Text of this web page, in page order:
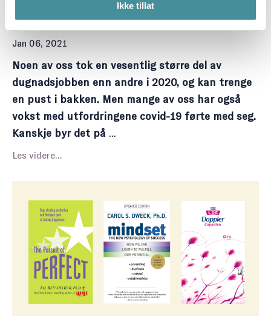
Ikke tillat
Flink Pike
Perfeksjonisme Trivsel På Jobb
Jan 06, 2021
Noen av oss tok en vesentlig større del av
dugnadsjobben enn andre i 2020, og kan trenge
en pust i bakken. Men mange av oss har også
vokst med utfordringene covid-19 førte med seg.
Kanskje byr det på ...
Les videre...